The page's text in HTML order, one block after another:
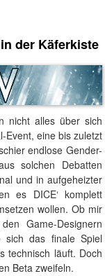
der Käferkiste
nicht alles über sich
Event, eine bis zuletzt
endlose Gender-
solchen Debatten
und in aufgeheizter
es DICE‘ komplett
wollen. Ob mir
Game-Designern
sich das finale Spiel
technisch läuft. Doch
Beta zweifeln.